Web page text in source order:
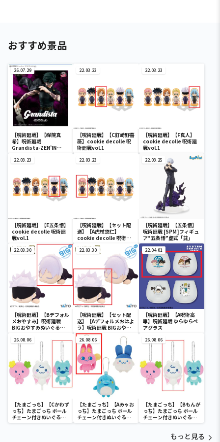
おすすめ景品
26.07.29
【呪術廻戦】【禪院真
希】呪術廻戦
Grandista-ZEN’IN
22.03.23
【呪術廻戦】【C釘崎野薔
薇】cookie decolle 呪
術廻戦vol.1
22.03.23
【呪術廻戦】【F真人】
cookie decolle 呪術廻
戦vol.1
22.03.23
【呪術廻戦】【E五条悟】
cookie decolle 呪術廻
戦vol.1
22.03.23
【呪術廻戦】【セット配
送】【A虎杖悠仁】
cookie decolle 呪術廻
22.03.25
【呪術廻戦】【五条悟】
呪術廻戦 [SPM]フィギュ
ア“五条悟”虚式「茈」
22.03.30
【呪術廻戦】【Bデフォル
メおやすみ】呪術廻戦
BIGおやすみぬいぐるみ
22.03.30
【呪術廻戦】【セット配
送】【Aデフォルメおはよ
う】呪術廻戦 BIGおやす
みぬいぐるみ 五条悟
22.04.01
【呪術廻戦】【A呪術高
専】呪術廻戦 ゆらゆらペ
アグラス
26.08.06
【たまごっち】【Cかわず
っち】たまごっち ボール
チェーン付きぬいぐるみ
～Tamagotchi
26.08.06
【たまごっち】【Aみゃお
っち】たまごっち ボール
チェーン付きぬいぐるみ
～Tamagotchi
26.08.06
【たまごっち】【Bもんが
っち】たまごっち ボール
チェーン付きぬいぐるみ
～Tamagotchi
もっと見る